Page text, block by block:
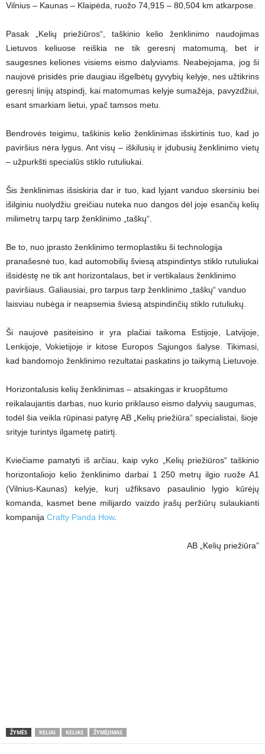
Vilnius – Kaunas – Klaipėda, ruožo 74,915 – 80,504 km atkarpose.
Pasak „Kelių priežiūros“, taškinio kelio ženklinimo naudojimas
Lietuvos keliuose reiškia ne tik geresnį matomumą, bet ir
saugesnes keliones visiems eismo dalyviams. Neabejojama, jog ši
naujovė prisidės prie daugiau išgelbėtų gyvybių kelyje, nes užtikrins
geresnį linijų atspindį, kai matomumas kelyje sumažėja, pavyzdžiui,
esant smarkiam lietui, ypač tamsos metu.
Bendrovės teigimu, taškinis kelio ženklinimas išskirtinis tuo, kad jo
paviršius nėra lygus. Ant visų – iškilusių ir įdubusių ženklinimo vietų
– užpurkšti specialūs stiklo rutuliukai.
Šis ženklinimas išsiskiria dar ir tuo, kad lyjant vanduo skersiniu bei
išilginiu nuolydžiu greičiau nuteka nuo dangos dėl joje esančių kelių
milimetrų tarpų tarp ženklinimo „taškų“.
Be to, nuo įprasto ženklinimo termoplastiku ši technologija
pranašesnė tuo, kad automobilių šviesą atspindintys stiklo rutuliukai
išsidėstę ne tik ant horizontalaus, bet ir vertikalaus ženklinimo
paviršiaus. Galiausiai, pro tarpus tarp ženklinimo „taškų“ vanduo
laisviau nubėga ir neapsemia šviesą atspindinčių stiklo rutuliukų.
Ši naujovė pasiteisino ir yra plačiai taikoma Estijoje, Latvijoje,
Lenkijoje, Vokietijoje ir kitose Europos Sąjungos šalyse. Tikimasi,
kad bandomojo ženklinimo rezultatai paskatins jo taikymą Lietuvoje.
Horizontalusis kelių ženklinimas – atsakingas ir kruopštumo
reikalaujantis darbas, nuo kurio priklauso eismo dalyvių saugumas,
todėl šia veikla rūpinasi patyrę AB „Kelių priežiūra“ specialistai, šioje
srityje turintys ilgametę patirtį.
Kviečiame pamatyti iš arčiau, kaip vyko „Kelių priežiūros“ taškinio
horizontaliojo kelio ženklinimo darbai 1 250 metrų ilgio ruože A1
(Vilnius-Kaunas) kelyje, kurį užfiksavo pasaulinio lygio kūrėjų
komanda, kasmet bene milijardo vaizdo įrašų peržiūrų sulaukianti
kompanija Crafty Panda How.
AB „Kelių priežiūra”
ŽYMĖS KELIAI KELIAS ŽYMĖJIMAS